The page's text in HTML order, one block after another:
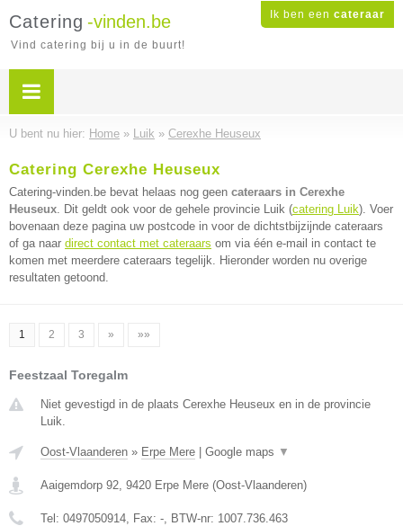
Ik ben een cateraar
Catering -vinden.be
Vind catering bij u in de buurt!
U bent nu hier: Home » Luik » Cerexhe Heuseux
Catering Cerexhe Heuseux
Catering-vinden.be bevat helaas nog geen cateraars in Cerexhe
Heuseux. Dit geldt ook voor de gehele provincie Luik (catering Luik). Voer
bovenaan deze pagina uw postcode in voor de dichtstbijzijnde cateraars
of ga naar direct contact met cateraars om via één e-mail in contact te
komen met meerdere cateraars tegelijk. Hieronder worden nu overige
resultaten getoond.
1 2 3 » »»
Feestzaal Toregalm
Niet gevestigd in de plaats Cerexhe Heuseux en in de provincie
Luik.
Oost-Vlaanderen » Erpe Mere Google maps ▼
Aaigemdorp 92, 9420 Erpe Mere (Oost-Vlaanderen)
Tel: 0497050914, Fax: -, BTW-nr: 1007.736.463